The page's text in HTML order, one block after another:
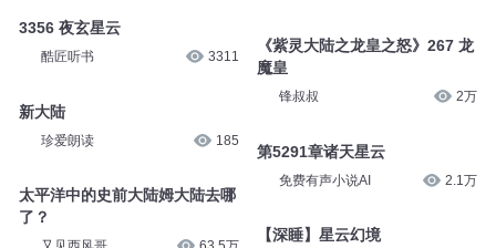
3356 夜玄星云
酷匠听书 3311
新大陆
珍爱朗读 185
太平洋中的史前大陆姆大陆去哪
了？
《紫灵大陆之龙皇之怒》267 龙
魔皇
锋叔叔 2万
第5291章诸天星云
免费有声小说AI 2.1万
【深睡】星云幻境